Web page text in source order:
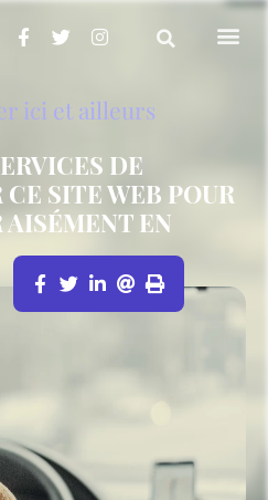
ici et ailleurs
DE
SITE WEB POUR
AISÉMENT EN